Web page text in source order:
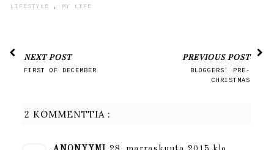
LIFESTYLE
, MY LIFE
NEXT POST
FIRST OF DECEMBER
PREVIOUS POST
BLOGGERS' PRE-
CHRISTMAS
2 KOMMENTTIA :